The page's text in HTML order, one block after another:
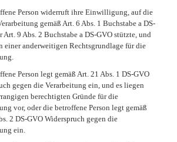
Person widerruft ihre Einwilligung, auf die
gemäß Art. 6 Abs. 1 Buchstabe a DS-
Art. 9 Abs. 2 Buchstabe a DS-GVO stützte, und
einer anderweitigen Rechtsgrundlage für die
Person legt gemäß Art. 21 Abs. 1 DS-GVO
gegen die Verarbeitung ein, und es liegen
berechtigten Gründe für die
vor, oder die betroffene Person legt gemäß
2 DS-GVO Widerspruch gegen die
ein.